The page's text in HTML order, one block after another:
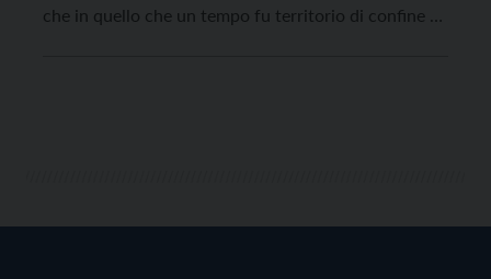
che in quello che un tempo fu territorio di confine e